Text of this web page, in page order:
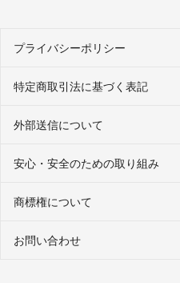
プライバシーポリシー
特定商取引法に基づく表記
外部送信について
安心・安全のための取り組み
商標権について
お問い合わせ